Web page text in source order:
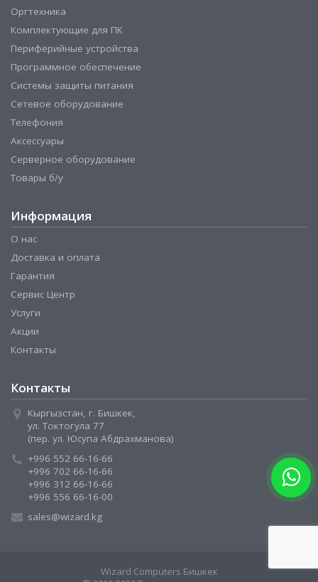
Оргтехника
Комплектующие для ПК
Периферийные устройства
Программное обеспечение
Системы защиты питания
Сетевое оборудование
Телефония
Аксессуары
Серверное оборудование
Товары б/у
Информация
О нас
Доставка и оплата
Гарантия
Сервис Центр
Услуги
Акции
Контакты
Контакты
Кыргызстан, г. Бишкек,
ул. Токтогула 77
(пер. ул. Юсупа Абдрахманова)
+996 552 66-16-66
+996 702 66-16-66
+996 312 66-16-66
+996 556 66-16-00
sales@wizard.kg
Wizard Computers Бишкек